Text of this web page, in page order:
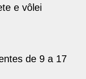
e vôlei
de 9 a 17